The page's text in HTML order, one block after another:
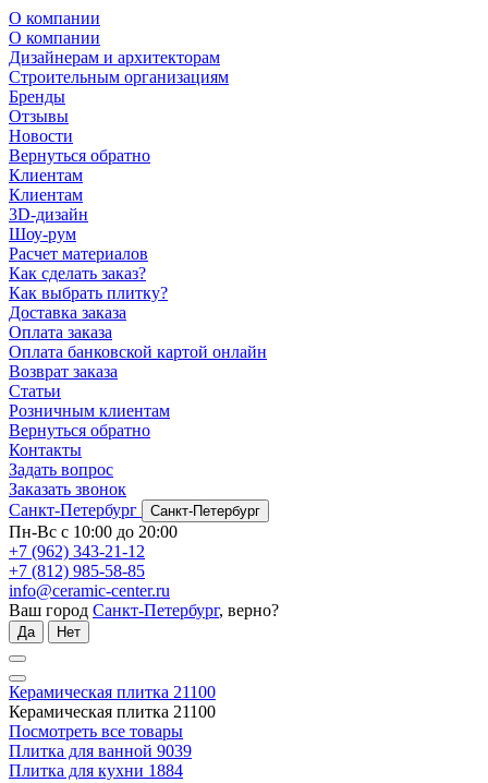
О компании
О компании
Дизайнерам и архитекторам
Строительным организациям
Бренды
Отзывы
Новости
Вернуться обратно
Клиентам
Клиентам
3D-дизайн
Шоу-рум
Расчет материалов
Как сделать заказ?
Как выбрать плитку?
Доставка заказа
Оплата заказа
Оплата банковской картой онлайн
Возврат заказа
Статьи
Розничным клиентам
Вернуться обратно
Контакты
Задать вопрос
Заказать звонок
Санкт-Петербург
Санкт-Петербург
Пн-Вс с 10:00 до 20:00
+7 (962) 343-21-12
+7 (812) 985-58-85
info@ceramic-center.ru
Ваш город Санкт-Петербург, верно?
Да Нет
Керамическая плитка 21100
Керамическая плитка 21100
Посмотреть все товары
Плитка для ванной 9039
Плитка для кухни 1884